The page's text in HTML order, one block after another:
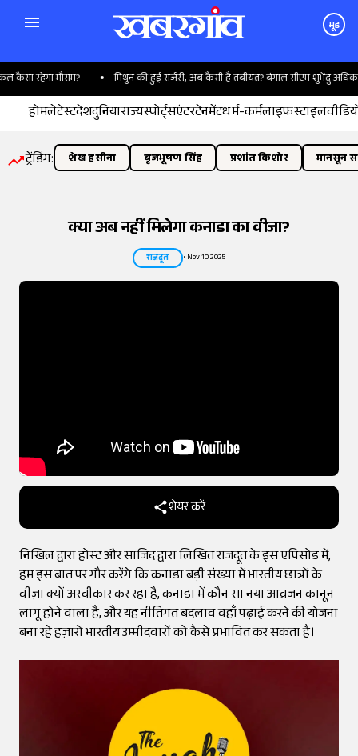
मूड
मौसम? मिथुन की हुई सर्जरी, अब कैसी है तबीयत? बंगाल सीएम शुभेंदु अधिकारी ने
होमलेटेस्टदेशदुनियाराज्यस्पोर्ट्सएंटरटेनमेंटधर्म-कर्मलाइफस्टाइल
ट्रेंडिंग: शेख हसीना बृजभूषण सिंह प्रशांत किशोर मानसून
क्या अब नहीं मिलेगा कनाडा का वीजा?
राजदूत •Nov 10 2025
शेयर करें
निखिल द्वारा होस्ट और साजिद द्वारा लिखित राजदूत के इस एपिसोड में,
हम इस बात पर गौर करेंगे कि कनाडा बड़ी संख्या में भारतीय छात्रों के
वीज़ा क्यों अस्वीकार कर रहा है, कनाडा में कौन सा नया आव्रजन कानून
लागू होने वाला है, और यह नीतिगत बदलाव वहाँ पढ़ाई करने की योजना
बना रहे हज़ारों भारतीय उम्मीदवारों को कैसे प्रभावित कर सकता है।